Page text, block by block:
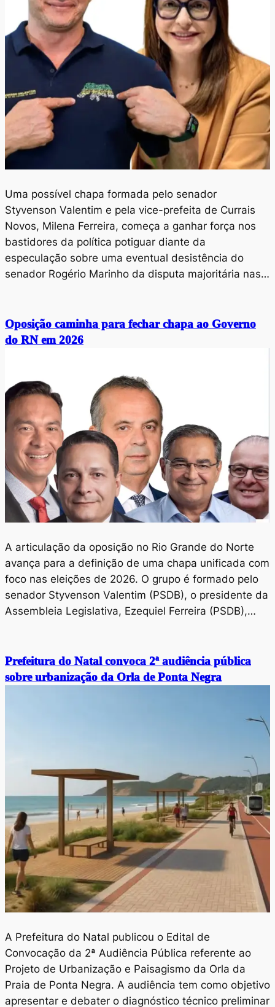
Uma possível chapa formada pelo senador
Styvenson Valentim e pela vice-prefeita de Currais
Novos, Milena Ferreira, começa a ganhar força nos
bastidores da política potiguar diante da
especulação sobre uma eventual desistência do
senador Rogério Marinho da disputa majoritária nas…
Oposição caminha para fechar chapa ao Governo
do RN em 2026
A articulação da oposição no Rio Grande do Norte
avança para a definição de uma chapa unificada com
foco nas eleições de 2026. O grupo é formado pelo
senador Styvenson Valentim (PSDB), o presidente da
Assembleia Legislativa, Ezequiel Ferreira (PSDB),…
Prefeitura do Natal convoca 2ª audiência pública
sobre urbanização da Orla de Ponta Negra
A Prefeitura do Natal publicou o Edital de
Convocação da 2ª Audiência Pública referente ao
Projeto de Urbanização e Paisagismo da Orla da
Praia de Ponta Negra. A audiência tem como objetivo
apresentar e debater o diagnóstico técnico preliminar